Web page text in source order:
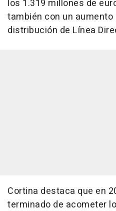
los 1.319 millones de
también con un aumento
distribución de Línea
Cortina destaca que en
terminado de acometer